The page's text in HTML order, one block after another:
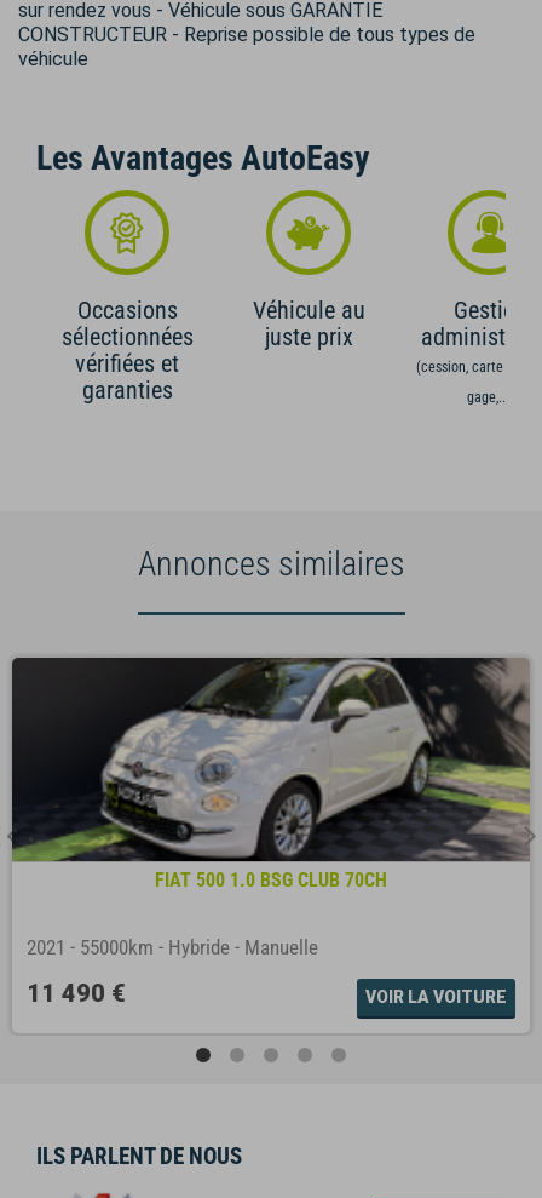
sur rendez vous - Véhicule sous GARANTIE
CONSTRUCTEUR - Reprise possible de tous types de
véhicule
Les Avantages AutoEasy
Occasions
sélectionnées
vérifiées et
garanties
Véhicule au
juste prix
Gestion
(cession, carte grise,
gage,...)
Annonces similaires
FIAT 500 1.0 BSG CLUB 70CH
2021 - 55000km - Hybride - Manuelle
11 490 € VOIR LA VOITURE
ILS PARLENT DE NOUS